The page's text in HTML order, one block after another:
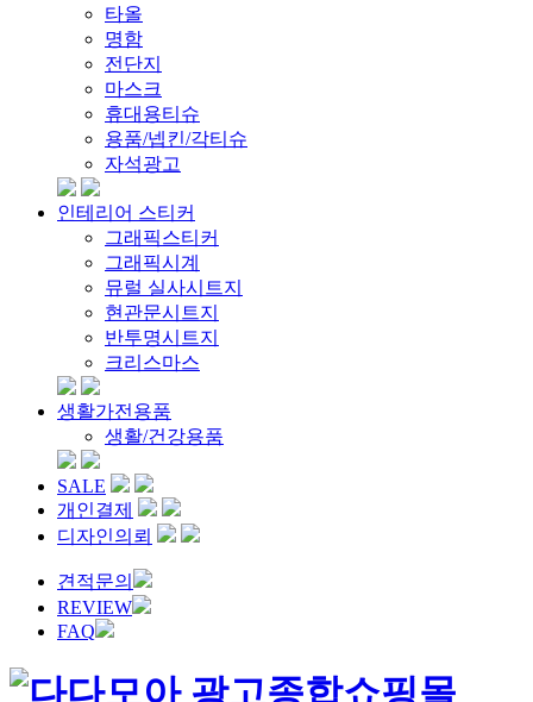
타올
명함
전단지
마스크
휴대용티슈
용품/넵킨/각티슈
자석광고
인테리어 스티커
그래픽스티커
그래픽시계
뮤럴 실사시트지
현관문시트지
반투명시트지
크리스마스
생활가전용품
생활/건강용품
SALE
개인결제
디자인의뢰
견적문의
REVIEW
FAQ